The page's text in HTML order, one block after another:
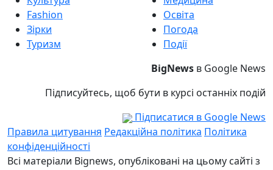
Fashion
Зірки
Туризм
Освіта
Погода
Події
BigNews в Google News
Підписуйтесь, щоб бути в курсі останніх подій
Підписатися в Google News
Правила цитування Редакційна політика Політика
конфіденційності
Всі матеріали Bignews, опубліковані на цьому сайті з